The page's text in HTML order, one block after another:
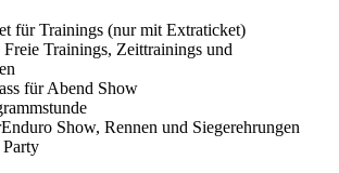
für Trainings (nur mit Extraticket)
Trainings, Zeittrainings und
für Abend Show
Show, Rennen und Siegerehrungen